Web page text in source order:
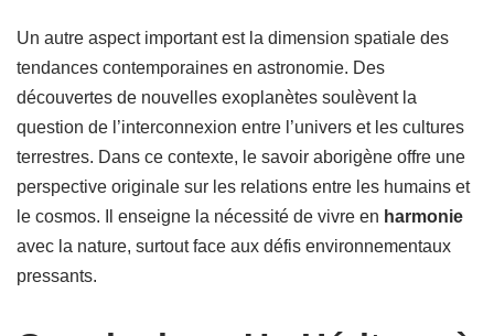
Un autre aspect important est la dimension spatiale des
tendances contemporaines en astronomie. Des
découvertes de nouvelles exoplanètes soulèvent la
question de l’interconnexion entre l’univers et les cultures
terrestres. Dans ce contexte, le savoir aborigène offre une
perspective originale sur les relations entre les humains et
le cosmos. Il enseigne la nécessité de vivre en harmonie
avec la nature, surtout face aux défis environnementaux
pressants.